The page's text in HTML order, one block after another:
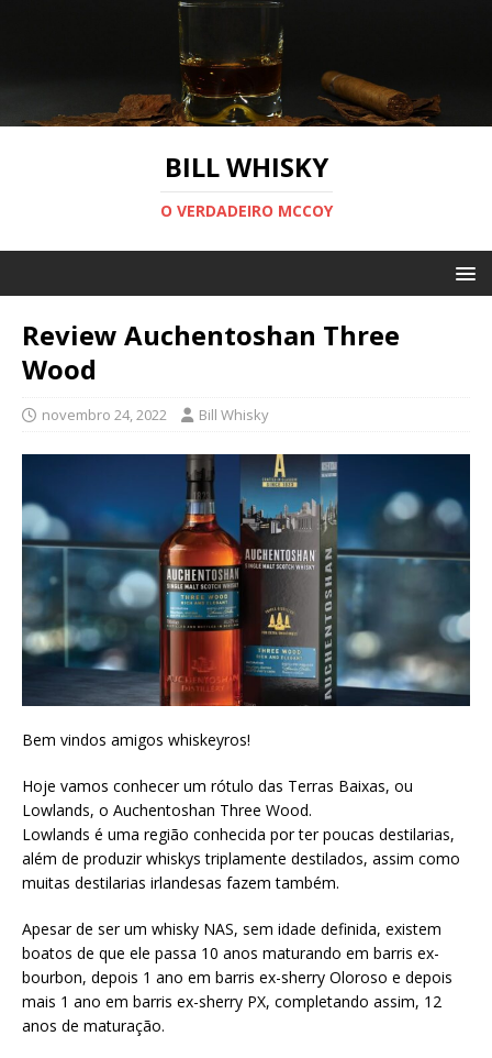
BILL WHISKY
O VERDADEIRO MCCOY
Review Auchentoshan Three
Wood
novembro 24, 2022 Bill Whisky
Bem vindos amigos whiskeyros!
Hoje vamos conhecer um rótulo das Terras Baixas, ou
Lowlands, o Auchentoshan Three Wood.
Lowlands é uma região conhecida por ter poucas destilarias,
além de produzir whiskys triplamente destilados, assim como
muitas destilarias irlandesas fazem também.
Apesar de ser um whisky NAS, sem idade definida, existem
boatos de que ele passa 10 anos maturando em barris ex-
bourbon, depois 1 ano em barris ex-sherry Oloroso e depois
mais 1 ano em barris ex-sherry PX, completando assim, 12
anos de maturação.